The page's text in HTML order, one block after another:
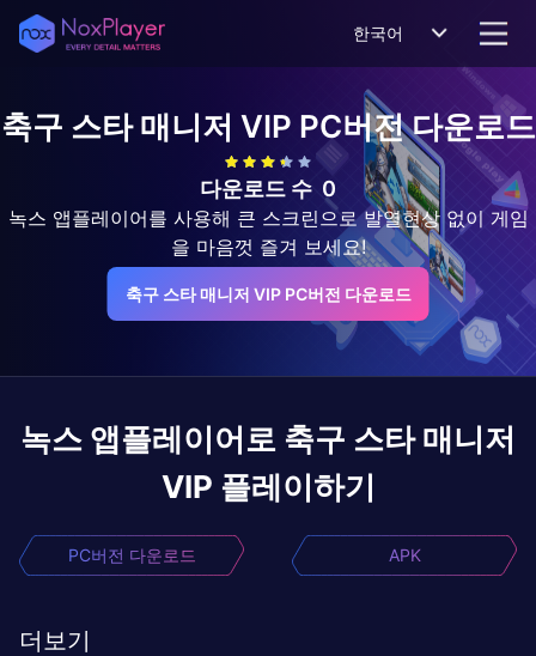
한국어
축구 스타 매니저 VIP PC버전 다운로드
다운로드 수 0
녹스 앱플레이어를 사용해 큰 스크린으로 발열현상 없이 게임
을 마음껏 즐겨 보세요!
축구 스타 매니저 VIP PC버전 다운로드
녹스 앱플레이어로 축구 스타 매니저
VIP 플레이하기
PC버전 다운로드 APK
더보기